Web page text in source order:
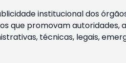
institucional dos
que promovam autoridades,
técnicas, legais,